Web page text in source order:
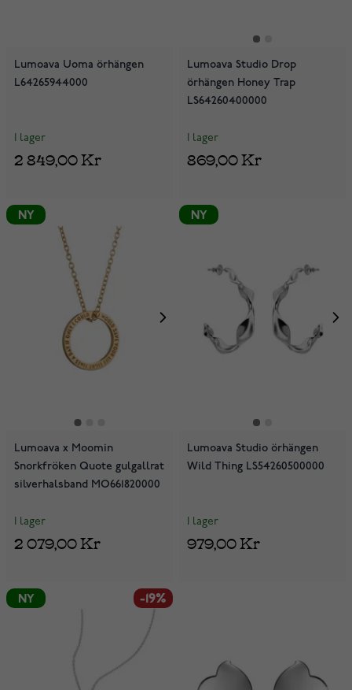
Lumoava Uoma örhängen
L64265944000
I lager
2 849,00 Kr
Lumoava Studio Drop
örhängen Honey Trap
LS64260400000
I lager
869,00 Kr
NY
Lumoava x Moomin
Snorkfröken Quote gulgallrat
silverhalsband MO661820000
I lager
2 079,00 Kr
NY
Lumoava Studio örhängen
Wild Thing LS54260500000
I lager
979,00 Kr
NY -19%